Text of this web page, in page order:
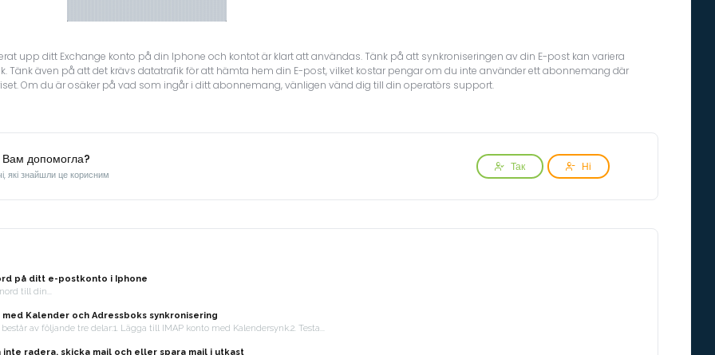
upp ditt Exchange konto på din Iphone och kontot är klart att användas. Tänk på att synkroniseringen av din E-post kan variera
Tänk även på att det krävs datatrafik för att hämta hem din E-post, vilket kostar pengar om du inte använder ett abonnemang där
Om du är osäker på vad som ingår i ditt abonnemang, vänligen vänd dig till din operatörs support.
Вам допомогла?
які знайшли це корисним
Так Ні
på ditt e-postkonto i Iphone
till din...
med Kalender och Adressboks synkronisering
av följande tre delar:1. Lägga till IMAP konto med Kalendersynk.2. Testa...
inte radera, skicka mail och eller spara mail i utkast